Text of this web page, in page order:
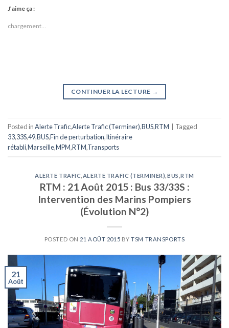
J’aime ça :
chargement…
CONTINUER LA LECTURE →
Posted inAlerte Trafic,Alerte Trafic (Terminer),BUS,RTM
Tagged
33,33S,49,BUS,Fin de perturbation,Itinéraire
rétabli,Marseille,MPM,RTM,Transports
ALERTE TRAFIC ALERTE TRAFIC (TERMINER) BUS ,RTM
RTM : 21 Août 2015 : Bus 33/33S :
Intervention des Marins Pompiers
(Évolution N°2)
POSTED ON 21 AOÛT 2015 BYTSM TRANSPORTS
21
Août